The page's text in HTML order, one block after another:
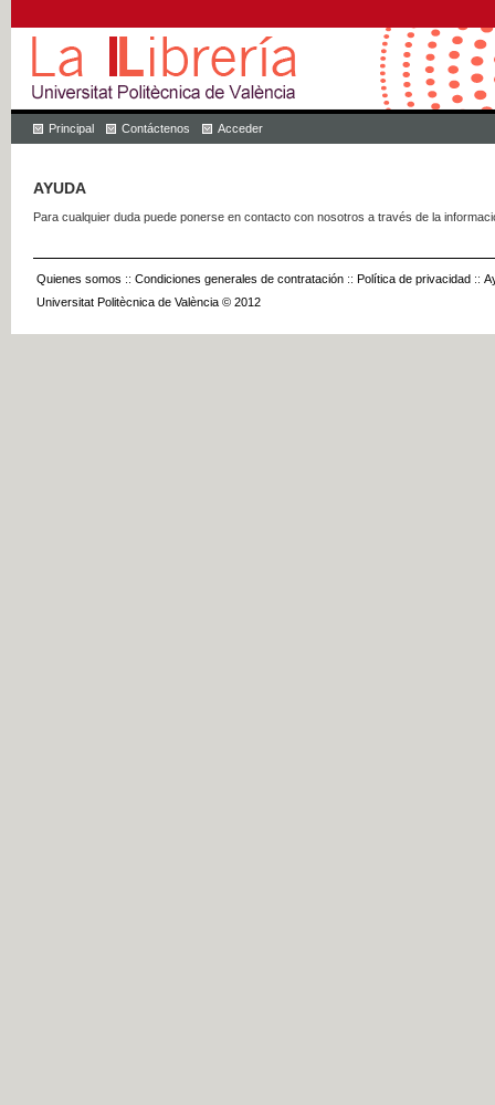
Principal Contáctenos Acceder
AYUDA
Para cualquier duda puede ponerse en contacto con nosotros a través de la
Quienes somos :: Condiciones generales de contratación :: Política de privacidad ::
Universitat Politècnica de València © 2012